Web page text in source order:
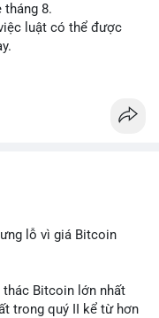
tháng 8.
luật có thể được
lỗ vì giá Bitcoin
thác Bitcoin lớn nhất
trong quý II kể từ hơn